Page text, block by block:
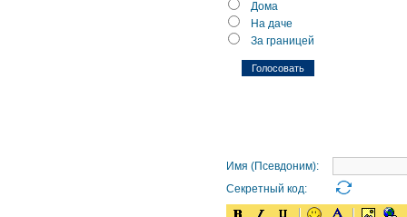
Дома
На даче
За границей
Имя (Псевдоним):
Секретный код: